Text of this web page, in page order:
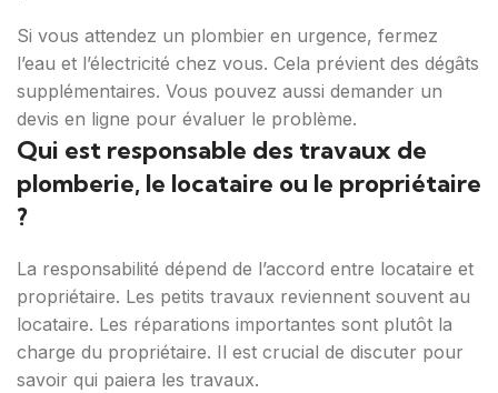
Si vous attendez un plombier en urgence, fermez
l’eau et l’électricité chez vous. Cela prévient des dégâts
supplémentaires. Vous pouvez aussi demander un
devis en ligne pour évaluer le problème.
Qui est responsable des travaux de
plomberie, le locataire ou le propriétaire
?
La responsabilité dépend de l’accord entre locataire et
propriétaire. Les petits travaux reviennent souvent au
locataire. Les réparations importantes sont plutôt la
charge du propriétaire. Il est crucial de discuter pour
savoir qui paiera les travaux.